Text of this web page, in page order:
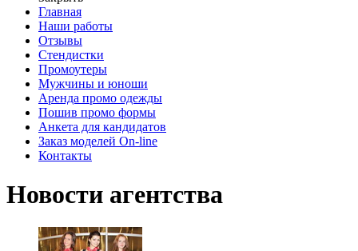
Главная
Наши работы
Отзывы
Стендистки
Промоутеры
Мужчины и юноши
Аренда промо одежды
Пошив промо формы
Анкета для кандидатов
Заказ моделей On-line
Контакты
Новости агентства